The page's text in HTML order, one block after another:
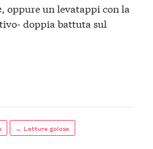
, oppure un levatappi con la
doppia battuta sul
← Letture golose